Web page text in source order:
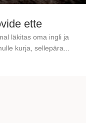
ette
läkitas oma ingli ja
kurja, sellepära...